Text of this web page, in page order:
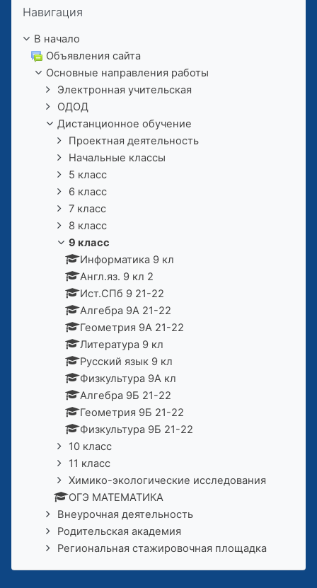
Навигация
В начало
Объявления сайта
Основные направления работы
Электронная учительская
ОДОД
Дистанционное обучение
Проектная деятельность
Начальные классы
5 класс
6 класс
7 класс
8 класс
9 класс
Информатика 9 кл
Англ.яз. 9 кл 2
Ист.СПб 9 21-22
Алгебра 9А 21-22
Геометрия 9А 21-22
Литература 9 кл
Русский язык 9 кл
Физкультура 9А кл
Алгебра 9Б 21-22
Геометрия 9Б 21-22
Физкультура 9Б 21-22
10 класс
11 класс
Химико-экологические исследования
ОГЭ МАТЕМАТИКА
Внеурочная деятельность
Родительская академия
Региональная стажировочная площадка